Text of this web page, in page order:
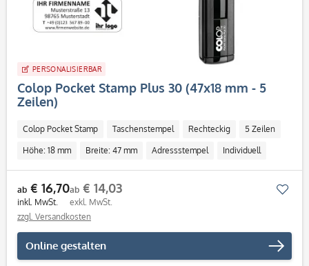
PERSONALISIERBAR
Colop Pocket Stamp Plus 30 (47x18 mm - 5
Zeilen)
Colop Pocket Stamp Taschenstempel Rechteckig 5 Zeilen
Höhe: 18 mm Breite: 47 mm Adressstempel Individuell
ab € 16,70
inkl. MwSt.
ab € 14,03
exkl. MwSt.
zzgl. Versandkosten
Online gestalten